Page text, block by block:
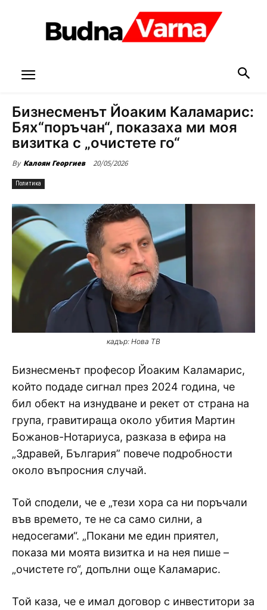
Бизнесменът Йоаким Каламарис:
Бях“поръчан“, показаха ми моя
визитка с „очистете го“
By Калоян Георгиев 20/05/2026
Политика
кадър: Нова ТВ
Бизнесменът професор Йоаким Каламарис,
който подаде сигнал през 2024 година, че
бил обект на изнудване и рекет от страна на
група, гравитираща около убития Мартин
Божанов-Нотариуса, разказа в ефира на
„Здравей, България” повече подробности
около въпросния случай.
Той сподели, че е „тези хора са ни поръчали
във времето, те не са само силни, а
недосегами“. „Покани ме един приятел,
показа ми моята визитка и на нея пише –
„очистете го“, допълни още Каламарис.
Той каза, че е имал договор с инвеститори за